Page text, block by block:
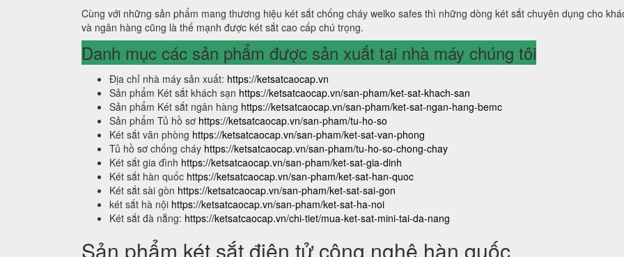
Cùng với những sản phẩm mang thương hiệu két sắt chống cháy welko safes thì những dòng két sắt chuyên dụng cho
và ngân hàng cũng là thế mạnh được két sắt cao cấp chú trọng.
Danh mục các sản phẩm được sản xuất tại nhà máy chúng tôi
Địa chỉ nhà máy sản xuất: https://ketsatcaocap.vn
Sản phẩm Két sắt khách sạn https://ketsatcaocap.vn/san-pham/ket-sat-khach-san
Sản phẩm Két sắt ngân hàng https://ketsatcaocap.vn/san-pham/ket-sat-ngan-hang-bemc
Sản phẩm Tủ hồ sơ https://ketsatcaocap.vn/san-pham/tu-ho-so
Két sắt văn phòng https://ketsatcaocap.vn/san-pham/ket-sat-van-phong
Tủ hồ sơ chống cháy https://ketsatcaocap.vn/san-pham/tu-ho-so-chong-chay
Két sắt gia đình https://ketsatcaocap.vn/san-pham/ket-sat-gia-dinh
Két sắt hàn quốc https://ketsatcaocap.vn/san-pham/ket-sat-han-quoc
Két sắt sài gòn https://ketsatcaocap.vn/san-pham/ket-sat-sai-gon
két sắt hà nội https://ketsatcaocap.vn/san-pham/ket-sat-ha-noi
Két sắt đà nẵng: https://ketsatcaocap.vn/chi-tiet/mua-ket-sat-mini-tai-da-nang
Sản phẩm két sắt điện tử công nghệ hàn quốc